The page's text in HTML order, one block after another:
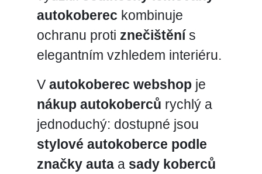
autokoberec kombinuje
ochranu proti znečištěnís
elegantním vzhledem interiéru.
V autokoberec webshop je
nákup autokoberců rychlý a
jednoduchý: dostupné jsou
stylové autokoberce podle
značky autaa sady koberců